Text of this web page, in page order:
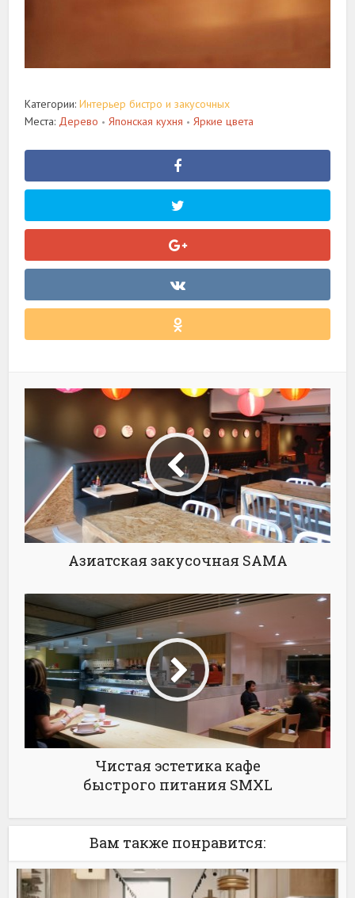
Категории:Интерьер бистро и закусочных
Места: Дерево • Японская кухня • Яркие цвета
Азиатская закусочная SAMA
Чистая эстетика кафе
быстрого питания SMXL
Вам также понравится: